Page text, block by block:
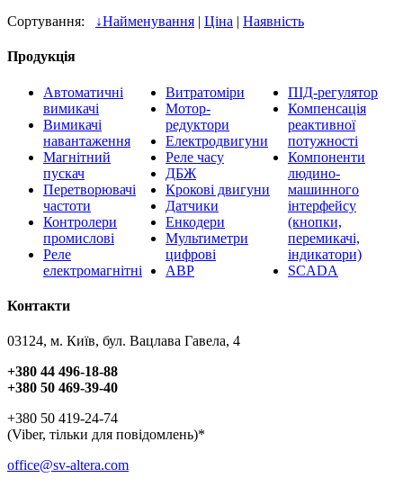
Сортування:
↓Найменування | Ціна | Наявність
Продукція
Автоматичні
вимикачі
Вимикачі
навантаження
Магнітний
пускач
Перетворювачі
частоти
Контролери
промислові
Реле
електромагнітні
Витратоміри
Мотор-
редуктори
Електродвигуни
Реле часу
ДБЖ
Крокові двигуни
Датчики
Енкодери
Мультиметри
цифрові
АВР
ПІД-регулятор
Компенсація
реактивної
потужності
Компоненти
людино-
машинного
інтерфейсу
(кнопки,
перемикачі,
індикатори)
SCADA
Контакти
03124, м. Київ, бул. Вацлава Гавела, 4
+380 44 496-18-88
+380 50 469-39-40
+380 50 419-24-74
(Viber, тільки для повідомлень)*
office@sv-altera.com